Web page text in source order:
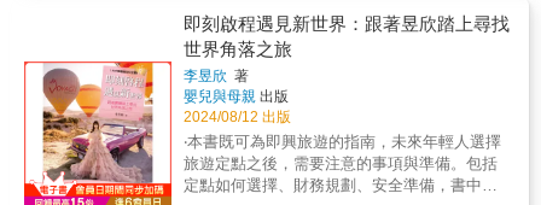
何擁抱不完美的自己。」人生比你所想的還要
短暫哪！為了不讓自己後悔，勇往直前吧！
的角落──本書是「自助旅遊達人」翁維民遊歷
世界各地的旅行紀錄，他橫跨歐、亞、非、美
四大洲，旅行足跡遍布土庫曼、峇里島、烏干
達、奇琴伊察、埃及、昆士蘭……；他以文字
詳盡地描寫當地風光，並透過豐富的歷史知識
帶讀者「穿越時空」，深入認識各地的文化底
蘊。而當翁維民回到居住地澳洲，渴望探索世
界的心也不曾萎靡，他與好友於澳洲展開自駕
旅遊，在熟悉的土地上烙下旅行的印記。踏出
即刻啟程遇見新世界：跟著昱欣踏上尋找
世界角落之旅
李昱欣 著
嬰兒與母親 出版
2024/08/12 出版
‧本書既可為即興旅遊的指南，未來年輕人選擇
旅遊定點之後，需要注意的事項與準備。包括
定點如何選擇、財務規劃、安全準備，書中都